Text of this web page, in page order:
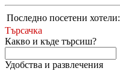
Последно посетени хотели:
Търсачка
Какво и къде търсиш?
Удобства и развлечения